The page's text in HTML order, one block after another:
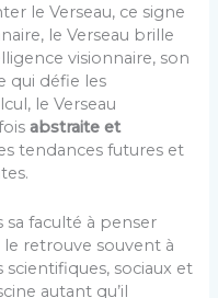
le Verseau, ce signe
le Verseau brille
visionnaire, son
qui défie les
le Verseau
abstraite et
tendances futures et
sa faculté à penser
le retrouve souvent à
sociaux et
autant qu’il